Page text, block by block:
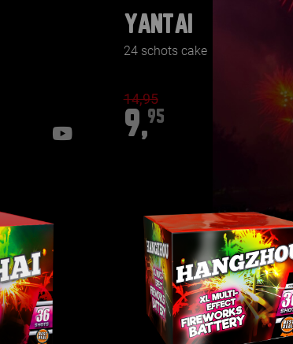
YANTAI
24 schots cake
14,95
9,95